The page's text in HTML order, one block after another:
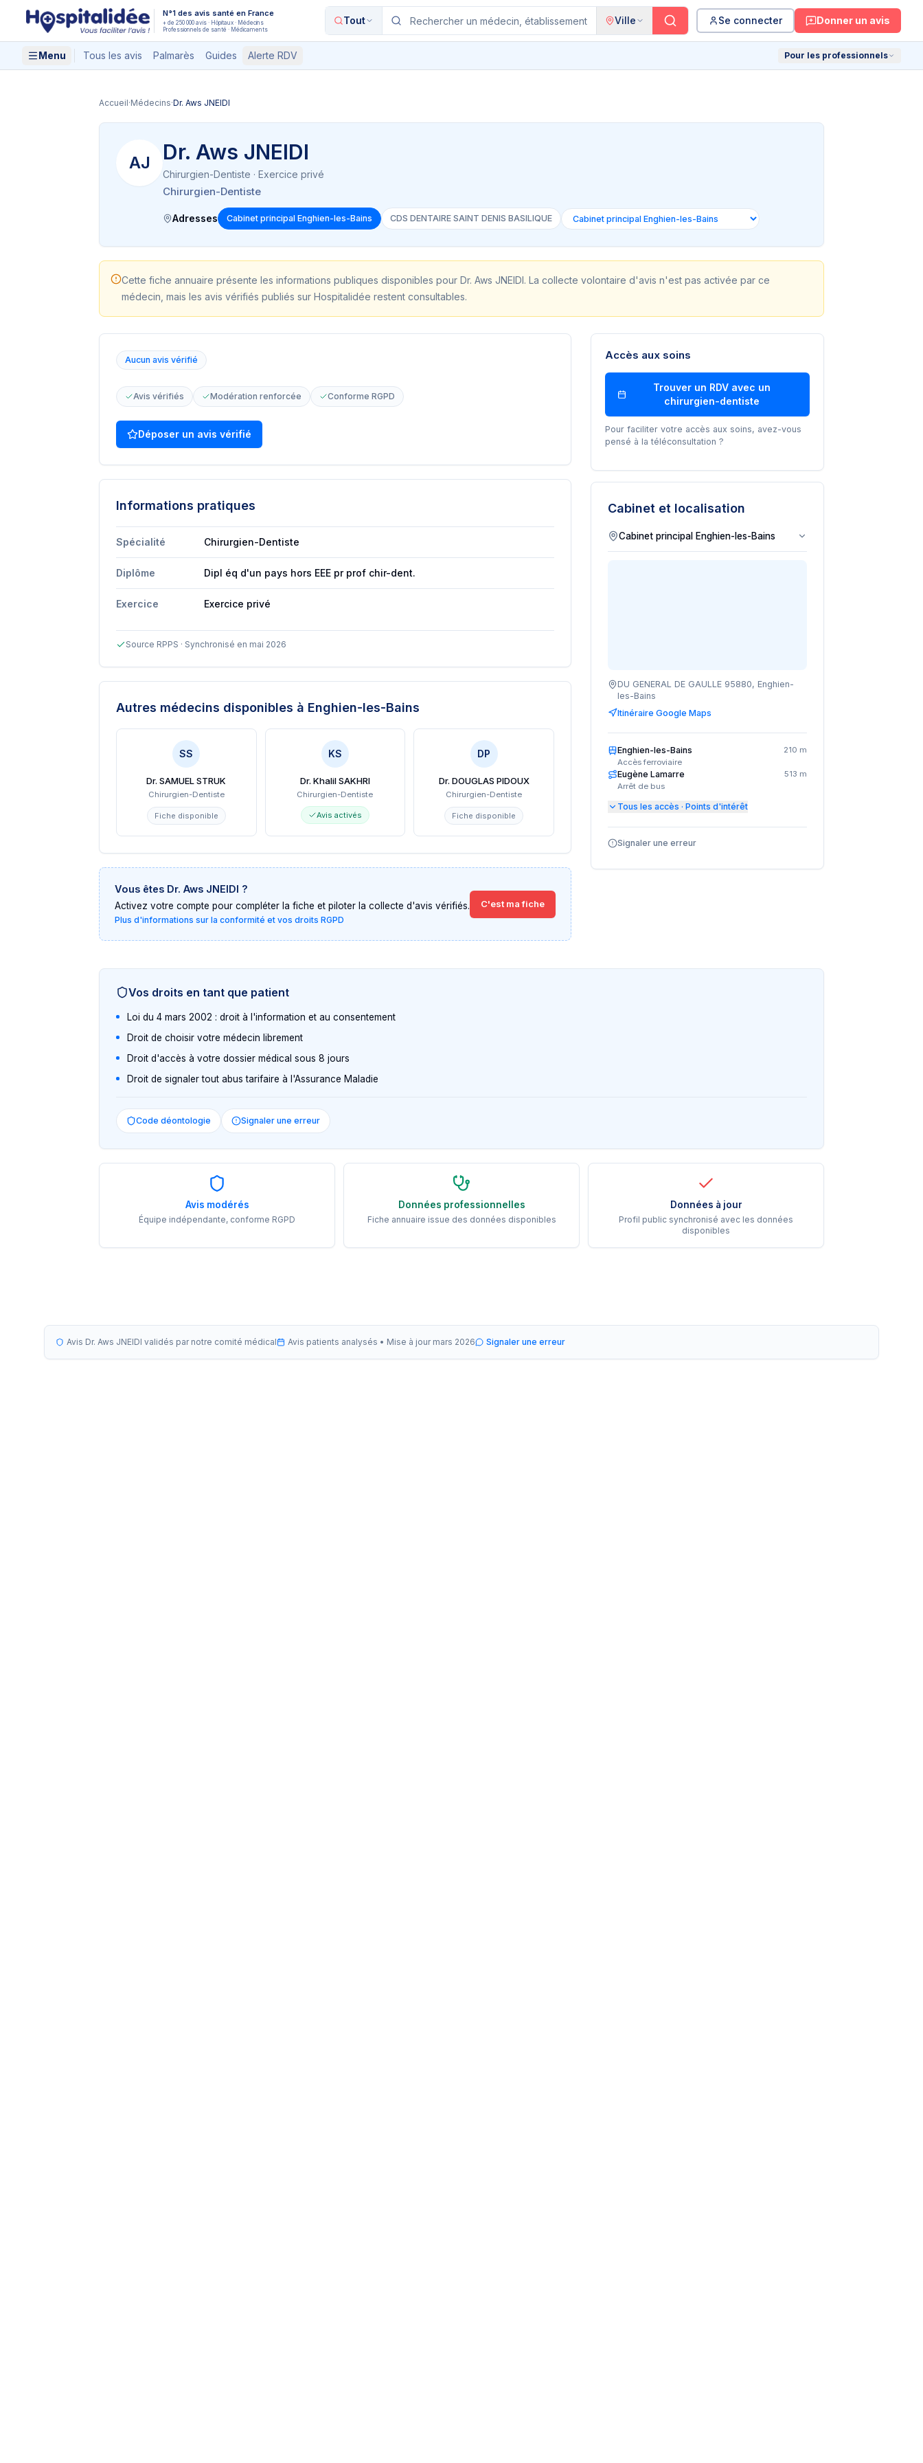
Aller au contenu principal N°1 des avis santé en France
+ de 250 000 avis · Hôpitaux · Médecins
Professionnels de santé · Médicaments
Tout Ville Se connecter Donner un avis
Menu Tous les avis Palmarès Guides Alerte RDV Pour les professionnels
Accueil·Médecins·Dr. Aws JNEIDI
AJ Dr. Aws JNEIDI
Chirurgien-Dentiste · Exercice privé
Chirurgien-Dentiste
Adresses Cabinet principal Enghien-les-Bains CDS DENTAIRE SAINT DENIS BASILIQUE
Cette fiche annuaire présente les informations publiques disponibles pour Dr. Aws JNEIDI. La collecte volontaire d'avis n'est pas activée par ce
médecin, mais les avis vérifiés publiés sur Hospitalidée restent consultables.
Aucun avis vérifié
Avis vérifiés Modération renforcée Conforme RGPD
Déposer un avis vérifié
Informations pratiques
Spécialité Chirurgien-Dentiste
Diplôme Dipl éq d'un pays hors EEE pr prof chir-dent.
Exercice Exercice privé
Source RPPS · Synchronisé en mai 2026
Autres médecins disponibles à Enghien-les-Bains
SS
Dr. SAMUEL STRUK
Chirurgien-Dentiste
Fiche disponible
KS
Dr. Khalil SAKHRI
Chirurgien-Dentiste
Avis activés
DP
Dr. DOUGLAS PIDOUX
Chirurgien-Dentiste
Fiche disponible
Vous êtes Dr. Aws JNEIDI ?
Activez votre compte pour compléter la fiche et piloter la collecte d'avis vérifiés.
Plus d'informations sur la conformité et vos droits RGPD
C'est ma fiche
Accès aux soins
Trouver un RDV avec un
chirurgien-dentiste
Pour faciliter votre accès aux soins, avez-vous
pensé à la téléconsultation ?
Cabinet et localisation
DU GENERAL DE GAULLE 95880, Enghien-
les-Bains
Itinéraire Google Maps
Enghien-les-Bains
Accès ferroviaire
210 m
Eugène Lamarre
Arrêt de bus
513 m
Tous les accès · Points d'intérêt
Signaler une erreur
Vos droits en tant que patient
Loi du 4 mars 2002 : droit à l'information et au consentement
Droit de choisir votre médecin librement
Droit d'accès à votre dossier médical sous 8 jours
Droit de signaler tout abus tarifaire à l'Assurance Maladie
Code déontologie Signaler une erreur
Avis modérés
Équipe indépendante, conforme RGPD
Données professionnelles
Fiche annuaire issue des données disponibles
Données à jour
Profil public synchronisé avec les données
disponibles
Avis Dr. Aws JNEIDI validés par notre comité médical Avis patients analysés • Mise à jour mars 2026 Signaler une erreur